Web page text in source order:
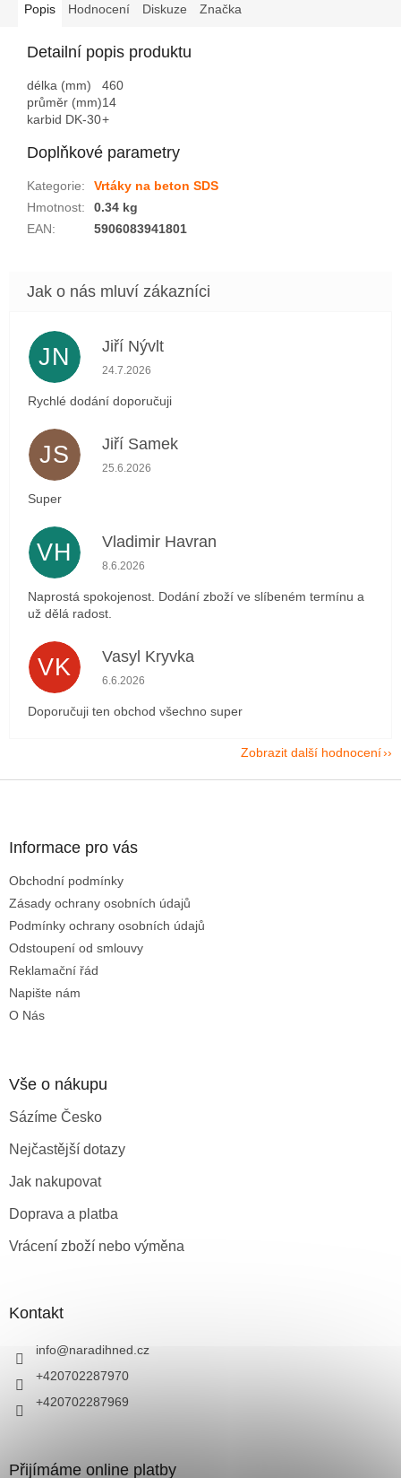
Popis Hodnocení Diskuze Značka
Detailní popis produktu
délka (mm)
460
průměr (mm)14
karbid DK-30+
Doplňkové parametry
Kategorie:
Vrtáky na beton SDS
Hmotnost:
0.34 kg
EAN: 5906083941801
JN Jiří Nývlt
Hodnocení obchodu je 5 z 5 hvězdiček.
24.7.2026
Rychlé dodání doporučuji
JS Jiří Samek
Hodnocení obchodu je 5 z 5 hvězdiček.
25.6.2026
Super
VH Vladimir Havran
Hodnocení obchodu je 5 z 5 hvězdiček.
8.6.2026
Naprostá spokojenost. Dodání zboží ve slíbeném termínu a
už dělá radost.
VK Vasyl Kryvka
Hodnocení obchodu je 5 z 5 hvězdiček.
6.6.2026
Doporučuji ten obchod všechno super
Zobrazit další hodnocení
Informace pro vás
Obchodní podmínky
Zásady ochrany osobních údajů
Podmínky ochrany osobních údajů
Odstoupení od smlouvy
Reklamační řád
Napište nám
O Nás
Vše o nákupu
Sázíme Česko
Nejčastější dotazy
Jak nakupovat
Doprava a platba
Vrácení zboží nebo výměna
Kontakt
info@naradihned.cz
+420702287970
+420702287969
Přijímáme online platby